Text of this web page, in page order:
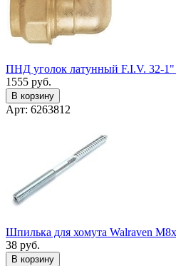
ПНД уголок латунный F.I.V. 32-
1555 руб.
В корзину
Арт: 6263812
Шпилька для хомута Walraven
38 руб.
В корзину